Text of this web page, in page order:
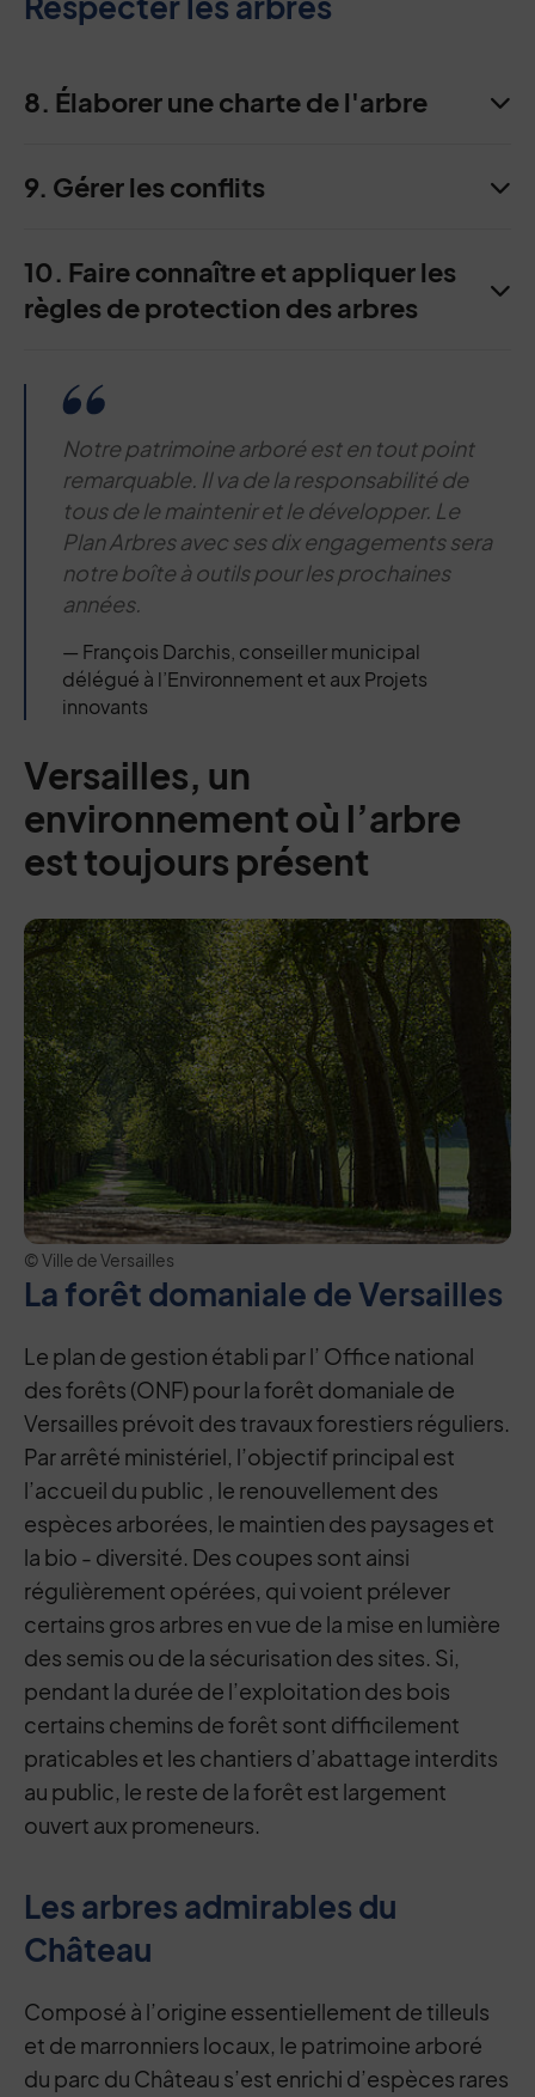
8. Élaborer une charte de l'arbre
9. Gérer les conflits
10. Faire connaître et appliquer les
règles de protection des arbres
Notre patrimoine arboré est en tout point
remarquable. Il va de la responsabilité de
tous de le maintenir et le développer. Le
Plan Arbres avec ses dix engagements sera
notre boîte à outils pour les prochaines
années.
François Darchis, conseiller municipal
délégué à l’Environnement et aux Projets
innovants
Versailles, un
environnement où l’arbre
est toujours présent
© Ville de Versailles
La forêt domaniale de Versailles
Le plan de gestion établi par l’ Office national
des forêts (ONF) pour la forêt domaniale de
Versailles prévoit des travaux forestiers réguliers.
Par arrêté ministériel, l’objectif principal est
l’accueil du public , le renouvellement des
espèces arborées, le maintien des paysages et
la bio - diversité. Des coupes sont ainsi
régulièrement opérées, qui voient prélever
certains gros arbres en vue de la mise en lumière
des semis ou de la sécurisation des sites. Si,
pendant la durée de l’exploitation des bois
certains chemins de forêt sont difficilement
praticables et les chantiers d’abattage interdits
au public, le reste de la forêt est largement
ouvert aux promeneurs.
Les arbres admirables du
Château
Composé à l’origine essentiellement de tilleuls
et de marronniers locaux, le patrimoine arboré
du parc du Château s’est enrichi d’espèces rares